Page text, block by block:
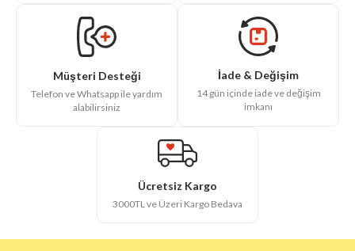
Müşteri Desteği
Telefon ve Whatsapp ile yardım
alabilirsiniz
İade & Değişim
14 gün içinde iade ve değişim
imkanı
Ücretsiz Kargo
3000TL ve Üzeri Kargo Bedava